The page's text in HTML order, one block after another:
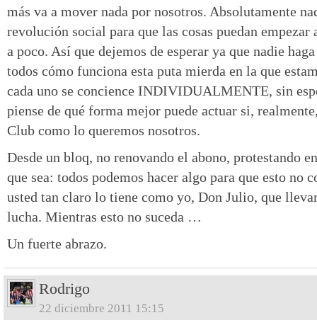
más va a mover nada por nosotros. Absolutamente
revolución social para que las cosas puedan empezar
a poco. Así que dejemos de esperar ya que nadie
todos cómo funciona esta puta mierda en la que
cada uno se concience INDIVIDUALMENTE, sin
piense de qué forma mejor puede actuar si,
Club como lo queremos nosotros.
Desde un bloq, no renovando el abono, protestando
que sea: todos podemos hacer algo para que esto no
usted tan claro lo tiene como yo, Don Julio, que
lucha. Mientras esto no suceda …
Un fuerte abrazo.
Rodrigo
22 diciembre 2011 15:15